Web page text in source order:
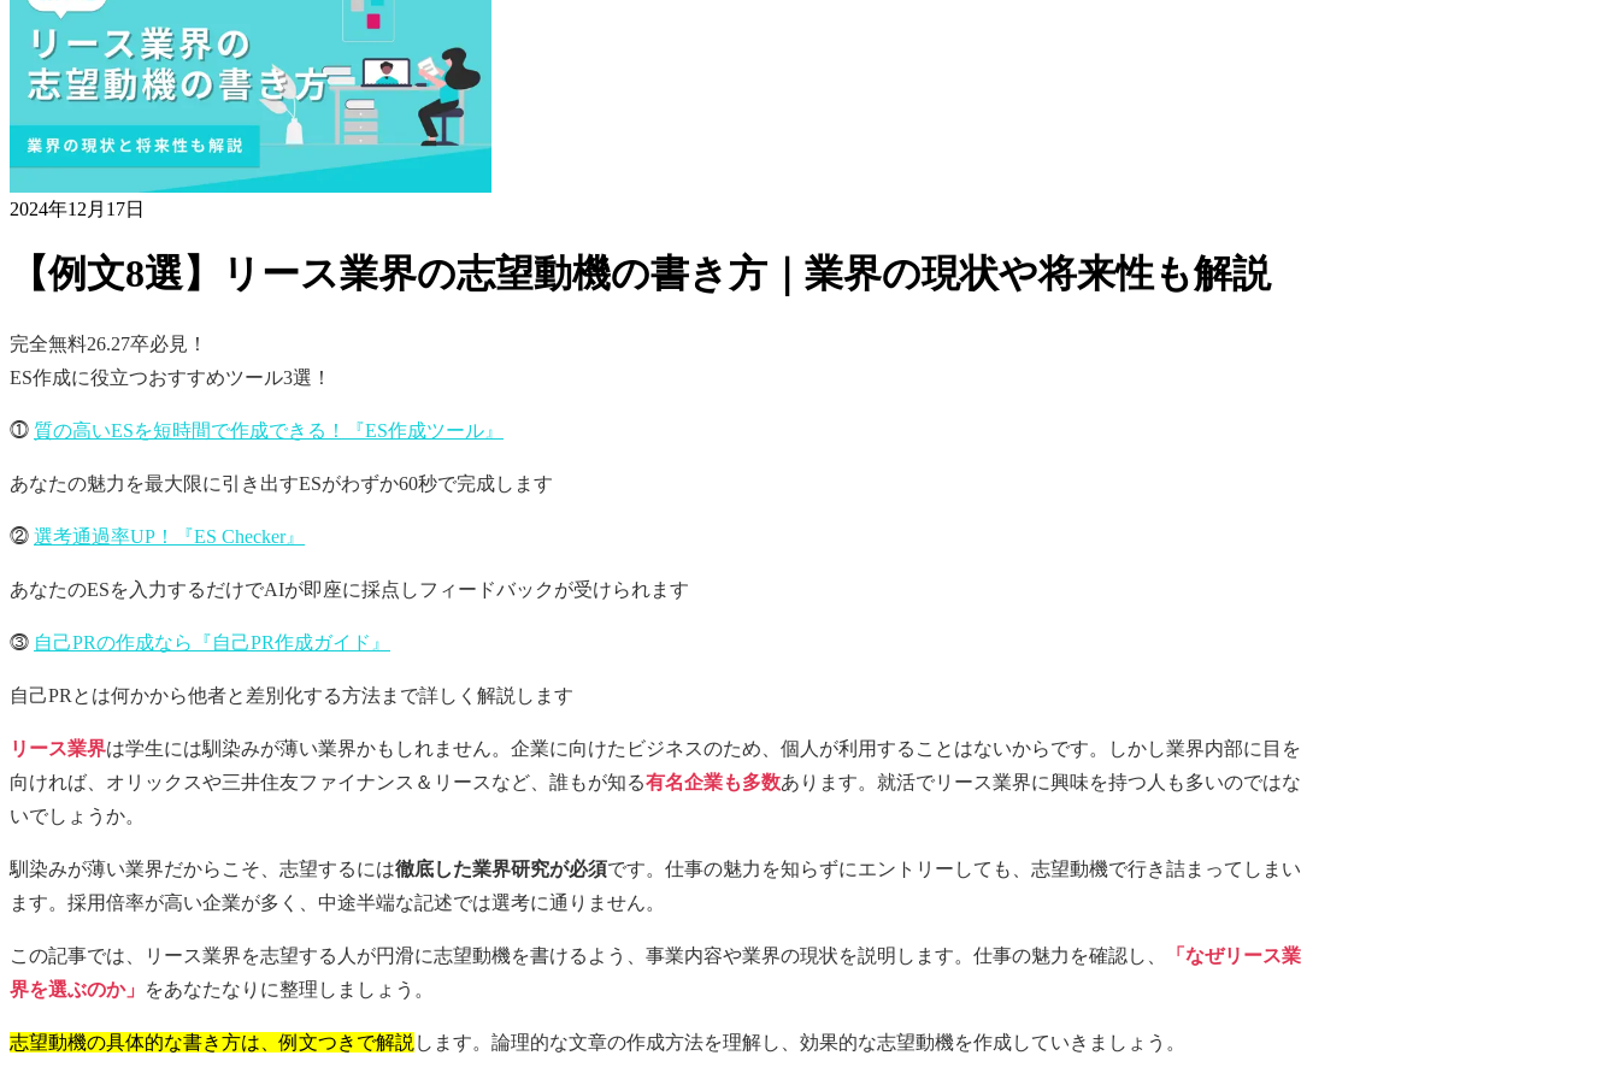
2024年12月17日
【例文8選】リース業界の志望動機の書き方｜業界の現状や将来性も解説
完全無料26.27卒必見！
ES作成に役立つおすすめツール3選！
⓵ 質の高いESを短時間で作成できる！『ES作成ツール』
あなたの魅力を最大限に引き出すESがわずか60秒で完成します
⓶ 選考通過率UP！『ES Checker』
あなたのESを入力するだけでAIが即座に採点しフィードバックが受けられます
⓷ 自己PRの作成なら『自己PR作成ガイド』
自己PRとは何かから他者と差別化する方法まで詳しく解説します
リース業界は学生には馴染みが薄い業界かもしれません。企業に向けたビジネスのため、個人が利用することはないからです。しかし業界内部に目を
向ければ、オリックスや三井住友ファイナンス＆リースなど、誰もが知る有名企業も多数あります。就活でリース業界に興味を持つ人も多いのではな
いでしょうか。
馴染みが薄い業界だからこそ、志望するには徹底した業界研究が必須です。仕事の魅力を知らずにエントリーしても、志望動機で行き詰まってしまい
ます。採用倍率が高い企業が多く、中途半端な記述では選考に通りません。
この記事では、リース業界を志望する人が円滑に志望動機を書けるよう、事業内容や業界の現状を説明します。仕事の魅力を確認し、
「なぜリース業
界を選ぶのか」
をあなたなりに整理しましょう。
志望動機の具体的な書き方は、例文つきで解説 します。論理的な文章の作成方法を理解し、効果的な志望動機を作成していきましょう。